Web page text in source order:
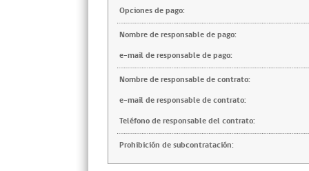
Opciones de pago:
Nombre de responsable de pago:
e-mail de responsable de pago:
Nombre de responsable de contrato:
e-mail de responsable de contrato:
Teléfono de responsable del contrato:
Prohibición de subcontratación: